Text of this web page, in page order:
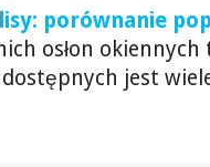
porównanie
osłon
dostępnych jest